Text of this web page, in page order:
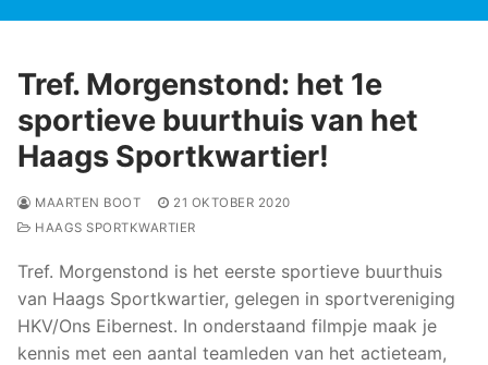
Tref. Morgenstond: het 1e
sportieve buurthuis van het
Haags Sportkwartier!
MAARTEN BOOT
21 OKTOBER 2020
HAAGS SPORTKWARTIER
Tref. Morgenstond is het eerste sportieve buurthuis
van Haags Sportkwartier, gelegen in sportvereniging
HKV/Ons Eibernest. In onderstaand filmpje maak je
kennis met een aantal teamleden van het actieteam,